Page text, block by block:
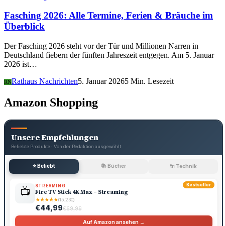
Fasching 2026: Alle Termine, Ferien & Bräuche im
Überblick
Der Fasching 2026 steht vor der Tür und Millionen Narren in
Deutschland fiebern der fünften Jahreszeit entgegen. Am 5. Januar
2026 ist…
RNRathaus Nachrichten5. Januar 20265 Min. Lesezeit
Amazon Shopping
Unsere Empfehlungen
Beliebte Produkte · Von der Redaktion ausgewählt
⭐ Beliebt 📚 Bücher 🔌 Technik
Bestseller
📺 STREAMING
Fire TV Stick 4K Max – Streaming
★★★★★(15.230)
€44,99€69,99
Auf Amazon ansehen →